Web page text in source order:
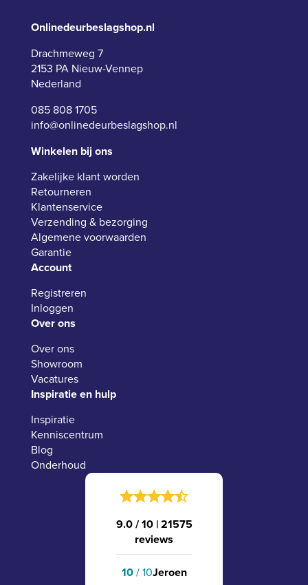
Onlinedeurbeslagshop.nl
Drachmeweg 7
2153 PA Nieuw-Vennep
Nederland
085 808 1705
info@onlinedeurbeslagshop.nl
Winkelen bij ons
Zakelijke klant worden
Retourneren
Klantenservice
Verzending & bezorging
Algemene voorwaarden
Garantie
Account
Registreren
Inloggen
Over ons
Over ons
Showroom
Vacatures
Inspiratie en hulp
Inspiratie
Kenniscentrum
Blog
Onderhoud
9.0 / 10 |21575
reviews
10/ 10Jeroen